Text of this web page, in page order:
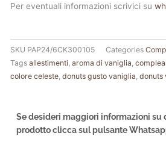
Per eventuali informazioni scrivici su
SKU PAP24/6CK300105 Categories
Tags allestimenti aroma di vaniglia
colore celeste donuts gusto vaniglia donuts
Se desideri maggiori informazioni su
prodotto clicca sul pulsante